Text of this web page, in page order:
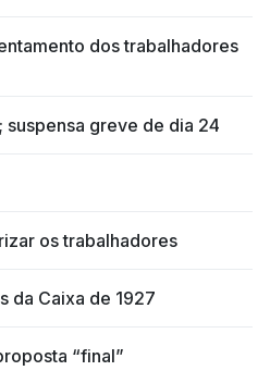
dos trabalhadores
greve de dia 24
os trabalhadores
da Caixa de 1927
“final”